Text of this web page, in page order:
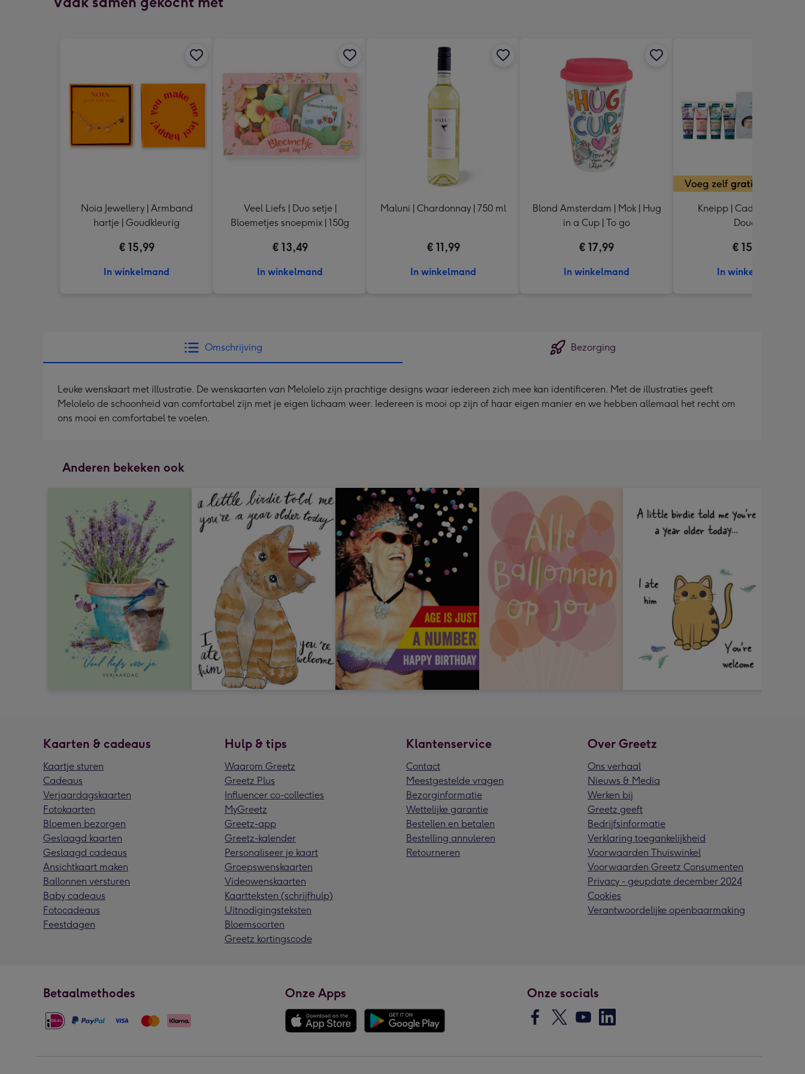
Noia Jewellery | Armband
hartje | Goudkleurig
€ 15,99
In winkelmand
Veel Liefs | Duo setje |
Bloemetjes snoepmix | 150g
€ 13,49
In winkelmand
Maluni | Chardonnay | 750 ml
€ 11,99
In winkelmand
Blond Amsterdam | Mok | Hug
in a Cup | To go
€ 17,99
In winkelmand
Kneipp | Cadeaupakket |
Douche
€ 15,99
In winkelmand
Omschrijving Bezorging
Leuke wenskaart met illustratie. De wenskaarten van Melolelo zijn prachtige designs waar iedereen zich mee kan identificeren. Met de illustraties geeft
Melolelo de schoonheid van comfortabel zijn met je eigen lichaam weer. Iedereen is mooi op zijn of haar eigen manier en we hebben allemaal het recht om
ons mooi en comfortabel te voelen.
Anderen bekeken ook
Kaarten & cadeaus
Kaartje sturen
Cadeaus
Verjaardagskaarten
Fotokaarten
Bloemen bezorgen
Geslaagd kaarten
Geslaagd cadeaus
Ansichtkaart maken
Ballonnen versturen
Baby cadeaus
Fotocadeaus
Feestdagen
Hulp & tips
Waarom Greetz
Greetz Plus
Influencer co-collecties
MyGreetz
Greetz-app
Greetz-kalender
Personaliseer je kaart
Groepswenskaarten
Videowenskaarten
Kaartteksten (schrijfhulp)
Uitnodigingsteksten
Bloemsoorten
Greetz kortingscode
Klantenservice
Contact
Meestgestelde vragen
Bezorginformatie
Wettelijke garantie
Bestellen en betalen
Bestelling annuleren
Retourneren
Over Greetz
Ons verhaal
Nieuws & Media
Werken bij
Greetz geeft
Bedrijfsinformatie
Verklaring toegankelijkheid
Voorwaarden Thuiswinkel
Voorwaarden Greetz Consumenten
Privacy - geupdate december 2024
Cookies
Verantwoordelijke openbaarmaking
Betaalmethodes Onze Apps Onze socials